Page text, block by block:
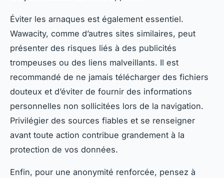
Éviter les arnaques est également essentiel.
Wawacity, comme d’autres sites similaires, peut
présenter des risques liés à des publicités
trompeuses ou des liens malveillants. Il est
recommandé de ne jamais télécharger des fichiers
douteux et d’éviter de fournir des informations
personnelles non sollicitées lors de la navigation.
Privilégier des sources fiables et se renseigner
avant toute action contribue grandement à la
protection de vos données.
Enfin, pour une anonymité renforcée, pensez à